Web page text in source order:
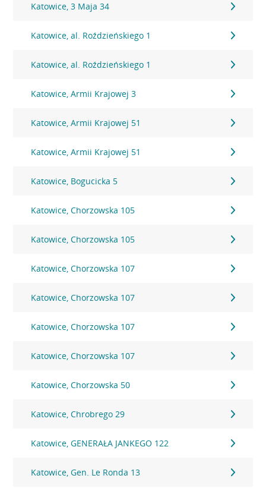
Katowice, 3 Maja 34
Katowice, al. Roździeńskiego 1
Katowice, al. Roździeńskiego 1
Katowice, Armii Krajowej 3
Katowice, Armii Krajowej 51
Katowice, Armii Krajowej 51
Katowice, Bogucicka 5
Katowice, Chorzowska 105
Katowice, Chorzowska 105
Katowice, Chorzowska 107
Katowice, Chorzowska 107
Katowice, Chorzowska 107
Katowice, Chorzowska 107
Katowice, Chorzowska 50
Katowice, Chrobrego 29
Katowice, GENERAŁA JANKEGO 122
Katowice, Gen. Le Ronda 13